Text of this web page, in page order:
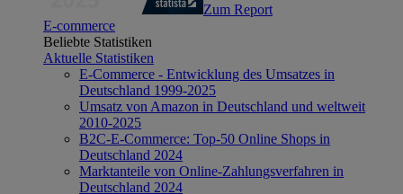
Zum Report
E-commerce
Beliebte Statistiken
Aktuelle Statistiken
E-Commerce - Entwicklung des Umsatzes in
Deutschland 1999-2025
Umsatz von Amazon in Deutschland und weltweit
2010-2025
B2C-E-Commerce: Top-50 Online Shops in
Deutschland 2024
Marktanteile von Online-Zahlungsverfahren in
Deutschland 2024